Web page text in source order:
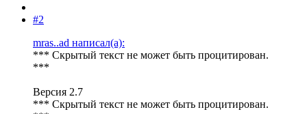
#2
mras..ad написал(а):
*** Скрытый текст не может быть процитирован.
***
Версия 2.7
*** Скрытый текст не может быть процитирован.